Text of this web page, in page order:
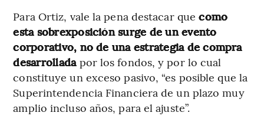
Para Ortiz, vale la pena destacar que como
esta sobrexposición surge de un evento
corporativo, no de una estrategia de compra
desarrollada por los fondos, y por lo cual
constituye un exceso pasivo, “es posible que la
Superintendencia Financiera de un plazo muy
amplio incluso años, para el ajuste”.